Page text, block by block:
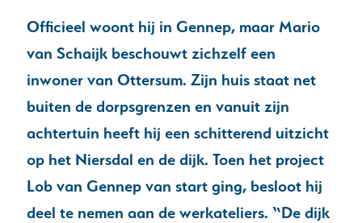
Officieel woont hij in Gennep, maar Mario
van Schaijk beschouwt zichzelf een
inwoner van Ottersum. Zijn huis staat net
buiten de dorpsgrenzen en vanuit zijn
achtertuin heeft hij een schitterend uitzicht
op het Niersdal en de dijk. Toen het project
Lob van Gennep van start ging, besloot hij
deel te nemen aan de werkateliers. “De dijk